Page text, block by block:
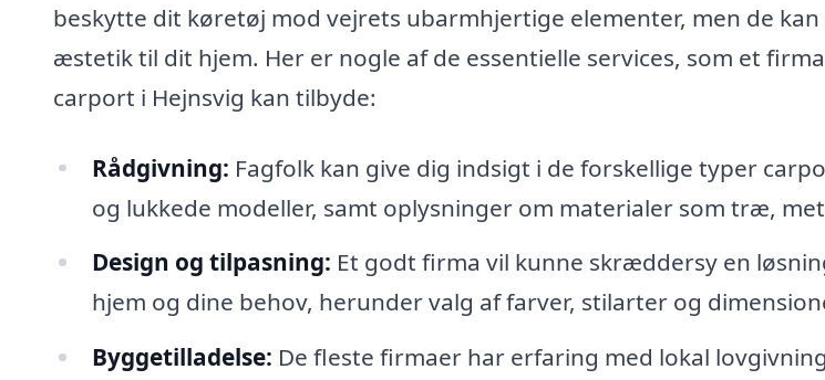
beskytte dit køretøj mod vejrets ubarmhjertige elementer, men de
æstetik til dit hjem. Her er nogle af de essentielle services, som et
carport i Hejnsvig kan tilbyde:
Rådgivning: Fagfolk kan give dig indsigt i de forskellige typer
og lukkede modeller, samt oplysninger om materialer som træ,
Design og tilpasning: Et godt firma vil kunne skræddersy en
hjem og dine behov, herunder valg af farver, stilarter og
Byggetilladelse: De fleste firmaer har erfaring med lokal